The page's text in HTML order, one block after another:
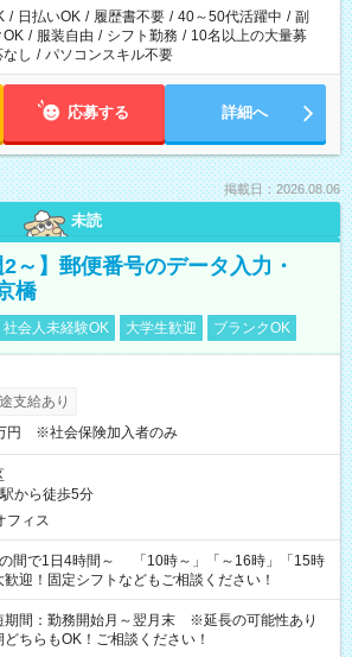
/ 日払いOK / 履歴書不要 / 40～50代活躍中 / 副
OK / 服装自由 / シフト勤務 / 10名以上の大量募
し / パソコンスキル不要
応募する 詳細へ
掲載日：2026.08.06
未読
2～】郵便番号のデータ入力・
橋
社会人未経験OK 大学生歓迎 ブランクOK
支給あり
円 ※社会保険加入者のみ
から徒歩5分
フィス
間で1日4時間～ 「10時～」「～16時」「15時
歓迎！固定シフトなどもご相談ください！
期間：勤務開始月～翌月末 ※延長の可能性あり
ちらもOK！ご相談ください！